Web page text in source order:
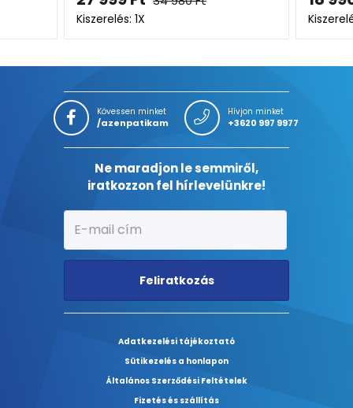
Kiszerelés: 1X
Kövessen minket
/azenpatikam
Hívjon minket
+3620 997 9977
Ne maradjon le semmiről,
iratkozzon fel hírlevelünkre!
Feliratkozás
Adatkezelési tájékoztató
Sütikezelés a honlapon
Általános Szerződési Feltételek
Fizetés és szállítás